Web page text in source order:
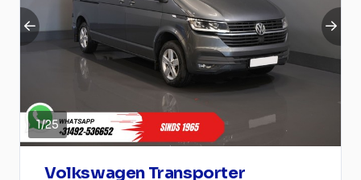
1/25
Volkswagen Transporter